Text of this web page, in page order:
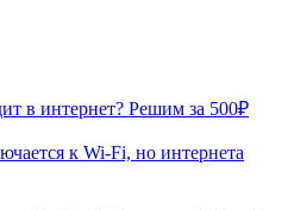
в интернет? Решим за 500₽
к Wi-Fi, но интернета